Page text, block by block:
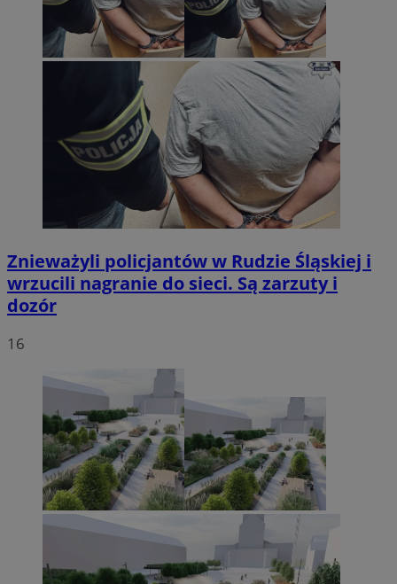
Znieważyli policjantów w Rudzie Śląskiej i
wrzucili nagranie do sieci. Są zarzuty i
dozór
16